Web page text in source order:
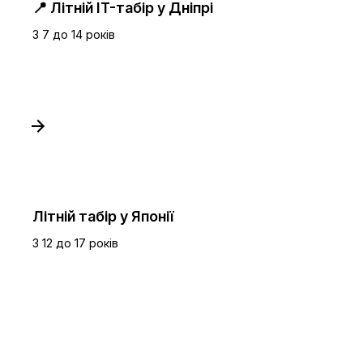
📍 Літній IT-табір у Дніпрі
З 7 до 14 років
Літній табір у Японії
З 12 до 17 років